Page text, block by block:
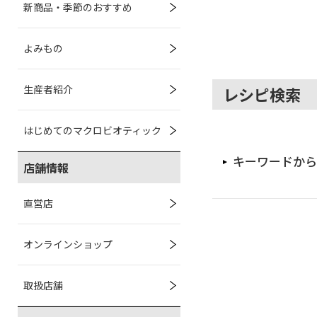
新商品・季節のおすすめ
よみもの
生産者紹介
はじめてのマクロビオティック
店舗情報
直営店
オンラインショップ
取扱店舗
レシピ検索
キーワードか